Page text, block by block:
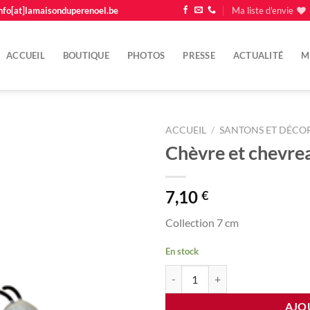
Ma liste d'envie
ACCUEIL BOUTIQUE PHOTOS PRESSE ACTUALITÉ
ACCUEIL / SANTONS ET
Chèvre et
7,10 €
Collection 7 cm
En stock